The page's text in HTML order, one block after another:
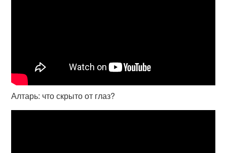
Алтарь: что скрыто от глаз?